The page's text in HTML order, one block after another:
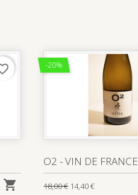

-20%
O2 - VIN DE FRANCE
18,00 € 14,40 €